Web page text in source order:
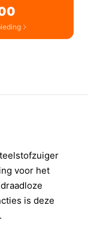
voor het
is deze